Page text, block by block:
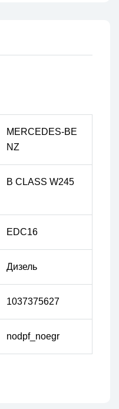
MERCEDES-BE
NZ
B CLASS W245
EDC16
Дизель
1037375627
nodpf_noegr